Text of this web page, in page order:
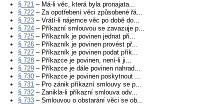
§ 721 – Má-li věc, která byla pronajata...
§ 722 – Za opotřebení věci způsobené řá...
§ 723 – Vrátí-li nájemce věc po době do...
§ 724 – Příkazní smlouvou se zavazuje p...
§ 725 – Příkazník je povinen jednat při...
§ 726 – Příkazník je povinen provést př...
§ 727 – Příkazník je povinen podat přík...
§ 728 – Příkazce je povinen, není-li ji...
§ 729 – Příkazce je dále povinen nahrad...
§ 730 – Příkazce je povinen poskytnout ...
§ 731 – Pro zánik příkazní smlouvy se p...
§ 732 – Zanikla-li příkazní smlouva odv...
§ 733 – Smlouvou o obstarání věci se ob...